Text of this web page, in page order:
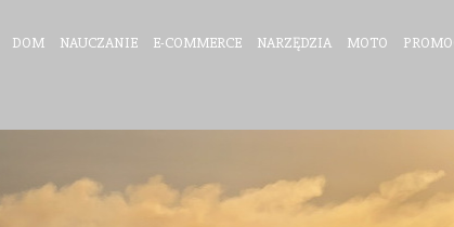
DOM NAUCZANIE E-COMMERCE NARZĘDZIA MOTO